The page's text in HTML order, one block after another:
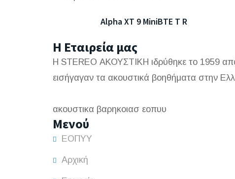
Alpha XT 9 MiniBTE T R
Η Εταιρεία μας
Η STEREO ΑΚΟΥΣΤΙΚΗ ιδρύθηκε το 1959
εισήγαγαν τα ακουστικά βοηθήματα στην
ακουστικα βαρηκοιασ εοπυυ
Μενού
ΕΟΠΥΥ
Αρχική